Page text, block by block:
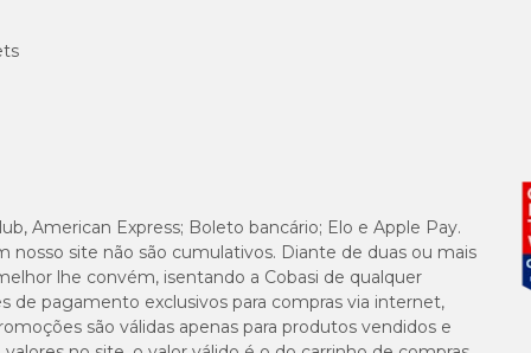
American Express; Boleto bancário; Elo e Apple Pay.
nosso site não são cumulativos. Diante de duas ou mais
lhe convém, isentando a Cobasi de qualquer
de pagamento exclusivos para compras via internet,
são válidas apenas para produtos vendidos e